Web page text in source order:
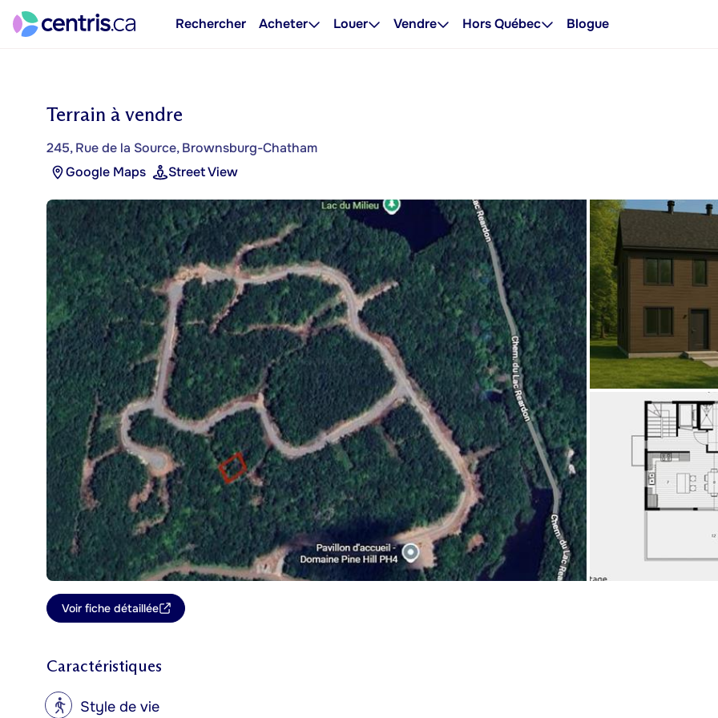
Rechercher Acheter Louer Vendre Hors Québec Blogue
Terrain à vendre
245, Rue de la Source, Brownsburg-Chatham
Google Maps
Street View
Voir fiche détaillée
Caractéristiques
? Style de vie